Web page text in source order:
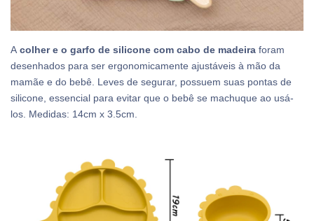
A colher e o garfo de silicone com cabo de madeira foram
desenhados para ser ergonomicamente ajustáveis à mão da
mamãe e do bebê. Leves de segurar, possuem suas pontas de
silicone, essencial para evitar que o bebê se machuque ao usá-
los. Medidas: 14cm x 3.5cm.